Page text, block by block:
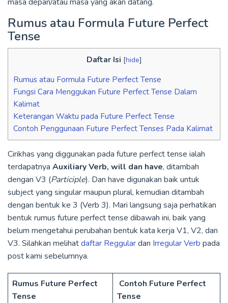
Rumus atau Formula Future Perfect
Tense
Daftar Isi [hide]
Rumus atau Formula Future Perfect Tense
Fungsi Cara Menggukan Future Perfect Tense Dalam
Kalimat
Keterangan Waktu pada Future Perfect Tense
Contoh Penggunaan Future Perfect Tenses Pada Kalimat
Cirikhas yang diggunakan pada future perfect tense ialah
terdapatnya Auxiliary Verb, will dan have, ditambah
dengan V3 (Participle). Dan have digunakan baik untuk
subject yang singular maupun plural, kemudian ditambah
dengan bentuk ke 3 (Verb 3). Mari langsung saja perhatikan
bentuk rumus future perfect tense dibawah ini, baik yang
belum mengetahui perubahan bentuk kata kerja V1, V2, dan
V3. Silahkan melihatdaftar Reggulardan Irregular Verb pada
post kami sebelumnya.
Rumus Future Perfect
Tense
Contoh Future Perfect
Tense